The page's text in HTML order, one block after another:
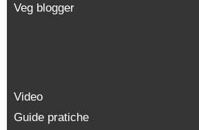
Veg blogger
Video
Guide pratiche